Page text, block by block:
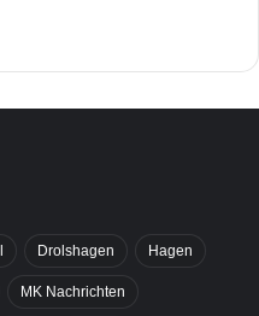
Drolshagen Hagen
MK Nachrichten